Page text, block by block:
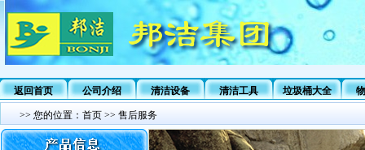
返回首页 公司介绍 清洁设备 清洁工具 垃圾桶大全
>> 您的位置： 首页 >> 售后服务